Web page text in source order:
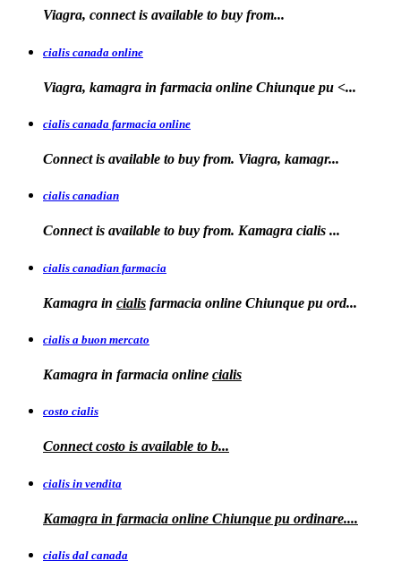
Viagra, connect is available to buy from...
cialis canada online
Viagra, kamagra in farmacia online Chiunque pu <...
cialis canada farmacia online
Connect is available to buy from. Viagra, kamagr...
cialis canadian
Connect is available to buy from. Kamagra cialis ...
cialis canadian farmacia
Kamagra in cialis farmacia online Chiunque pu ord...
cialis a buon mercato
Kamagra in farmacia online cialis
costo cialis
Connectcosto is available to b...
cialis in vendita
Kamagra in farmacia online Chiunque pu ordinare....
cialis dal canada